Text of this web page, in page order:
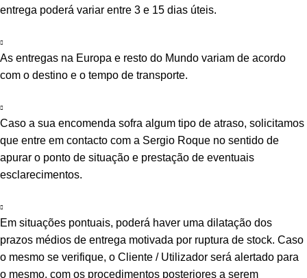
entrega poderá variar entre 3 e 15 dias úteis.
As entregas na Europa e resto do Mundo variam de acordo
com o destino e o tempo de transporte.
Caso a sua encomenda sofra algum tipo de atraso, solicitamos
que entre em contacto com a Sergio Roque no sentido de
apurar o ponto de situação e prestação de eventuais
esclarecimentos.
Em situações pontuais, poderá haver uma dilatação dos
prazos médios de entrega motivada por ruptura de stock. Caso
o mesmo se verifique, o Cliente / Utilizador será alertado para
o mesmo, com os procedimentos posteriores a serem